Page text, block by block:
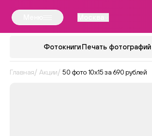
Фотокниги Печать фотографий
Главная Акции 50 фото 10х15 за 690 рублей